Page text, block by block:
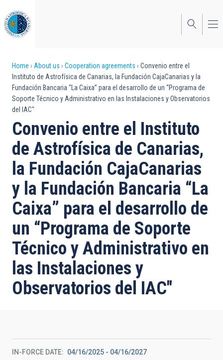
to
main
content
Breadcrumb
Home About us Cooperation agreements
Convenio entre el
Instituto de Astrofísica de Canarias, la Fundación CajaCanarias y la
Fundación Bancaria “La Caixa” para el desarrollo de un “Programa de
Soporte Técnico y Administrativo en las Instalaciones y Observatorios
del IAC"
Convenio entre el Instituto
de Astrofísica de Canarias,
la Fundación CajaCanarias
y la Fundación Bancaria “La
Caixa” para el desarrollo de
un “Programa de Soporte
Técnico y Administrativo en
las Instalaciones y
Observatorios del IAC"
IN-FORCE DATE 04/16/2025 - 04/16/2027